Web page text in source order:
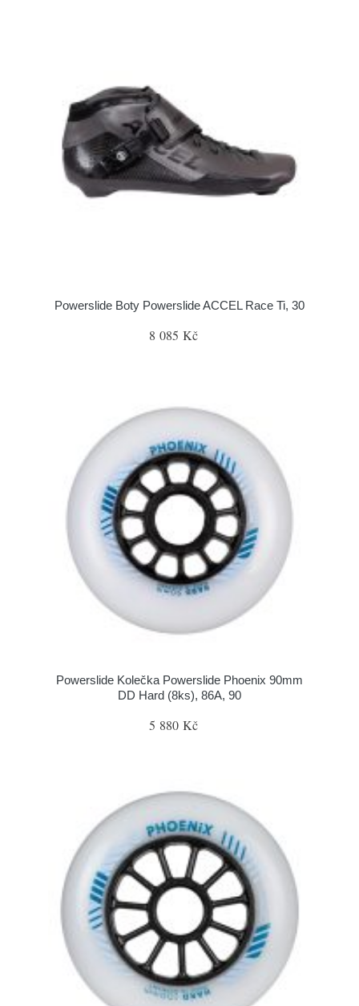
Powerslide Boty Powerslide ACCEL Race Ti, 30
8 085 Kč
Powerslide Kolečka Powerslide Phoenix 90mm
DD Hard (8ks), 86A, 90
5 880 Kč